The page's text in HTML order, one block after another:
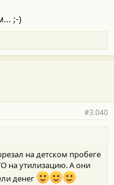
;-)
#3.040
на детском пробеге
на утилизацию. А они
денег